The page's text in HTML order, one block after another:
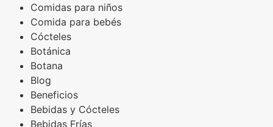
Comidas para niños
Comida para bebés
Cócteles
Botánica
Botana
Blog
Beneficios
Bebidas y Cócteles
Bebidas Frías